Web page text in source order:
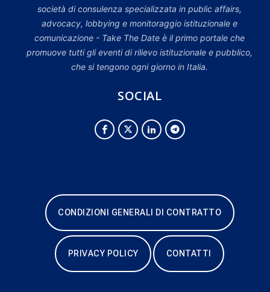
società di consulenza specializzata in public affairs,
advocacy, lobbying e monitoraggio istituzionale e
comunicazione - Take The Date è il primo portale che
promuove tutti gli eventi di rilievo istituzionale e pubblico,
che si tengono ogni giorno in Italia.
SOCIAL
CONDIZIONI GENERALI DI CONTRATTO
PRIVACY POLICY CONTATTI